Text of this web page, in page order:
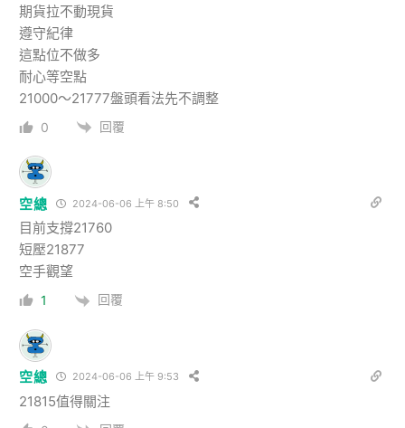
期貨拉不動現貨
遵守紀律
這點位不做多
耐心等空點
21000～21777盤頭看法先不調整
0 回覆
空總 2024-06-06 上午 8:50
目前支撐21760
短壓21877
空手觀望
1 回覆
空總 2024-06-06 上午 9:53
21815值得關注